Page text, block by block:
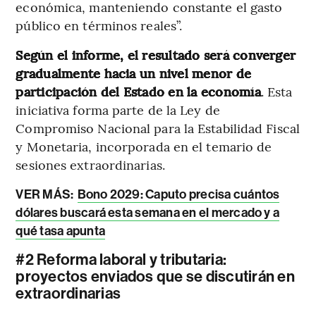
económica, manteniendo constante el gasto
público en términos reales”.
Según el informe, el resultado será converger
gradualmente hacia un nivel menor de
participación del Estado en la economía. Esta
iniciativa forma parte de la Ley de
Compromiso Nacional para la Estabilidad Fiscal
y Monetaria, incorporada en el temario de
sesiones extraordinarias.
VER MÁS: Bono 2029: Caputo precisa cuántos
dólares buscará esta semana en el mercado y a
qué tasa apunta
#2 Reforma laboral y tributaria:
proyectos enviados que se discutirán en
extraordinarias